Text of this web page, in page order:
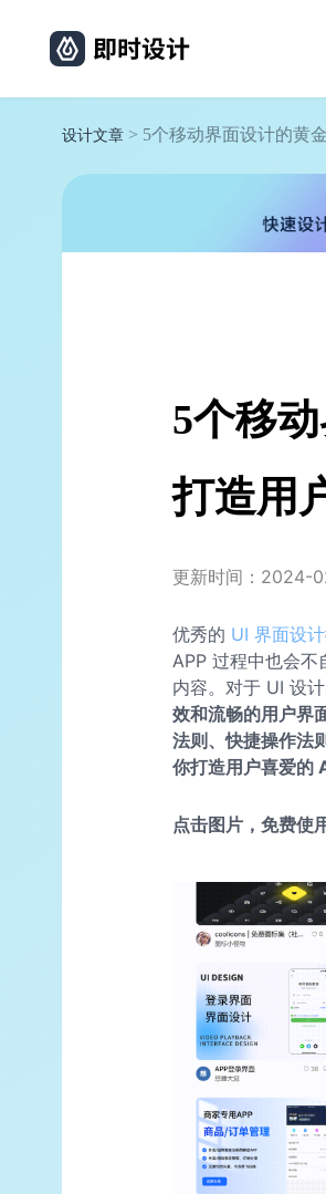
设计文章 > 5个移动界面设计的黄
5个移
打造用
更新时间：2024-
优秀的 UI 界面设计
APP 过程中也会不
内容。对于 UI 设
效和流畅的用户界
法则、快捷操作法
你打造用户喜爱的
点击图片，免费使